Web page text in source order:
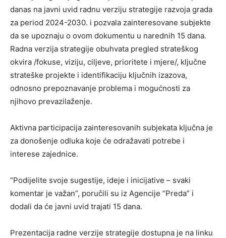
danas na javni uvid radnu verziju strategije razvoja grada
za period 2024-2030. i pozvala zainteresovane subjekte
da se upoznaju o ovom dokumentu u narednih 15 dana.
Radna verzija strategije obuhvata pregled strateškog
okvira /fokuse, viziju, ciljeve, prioritete i mjere/, ključne
strateške projekte i identifikaciju ključnih izazova,
odnosno prepoznavanje problema i mogućnosti za
njihovo prevazilaženje.
Aktivna participacija zainteresovanih subjekata ključna je
za donošenje odluka koje će odražavati potrebe i
interese zajednice.
“Podijelite svoje sugestije, ideje i inicijative – svaki
komentar je važan”, poručili su iz Agencije “Preda” i
dodali da će javni uvid trajati 15 dana.
Prezentacija radne verzije strategije dostupna je na linku